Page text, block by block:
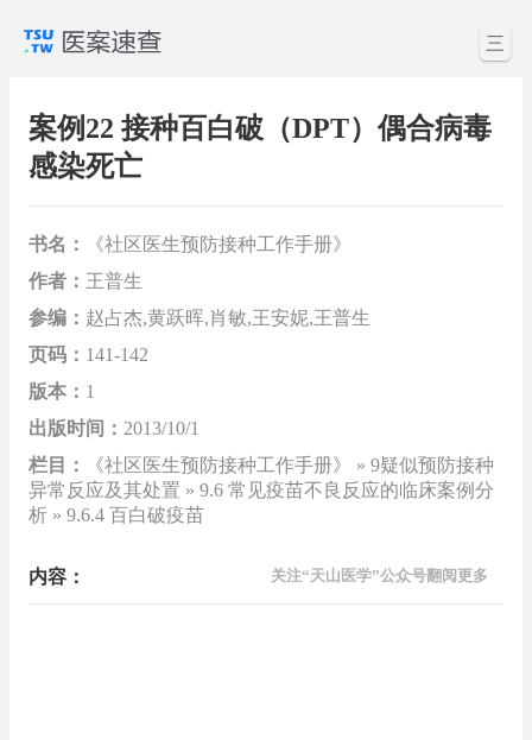
三
案例22 接种百白破（DPT）偶合病毒
感染死亡
书名：
《社区医生预防接种工作手册》
作者： 王普生
参编： 赵占杰,黄跃晖,肖敏,王安妮,王普生
页码： 141-142
版本： 1
出版时间： 2013/10/1
栏目：
《社区医生预防接种工作手册》 » 9疑似预防接种
异常反应及其处置 » 9.6 常见疫苗不良反应的临床案例分
析 » 9.6.4 百白破疫苗
内容： 关注“天山医学”公众号翻阅更多